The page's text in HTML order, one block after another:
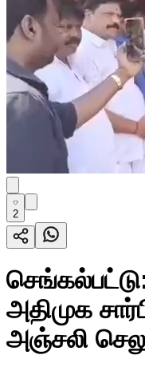
2
அதிமுக
அஞ்சலி